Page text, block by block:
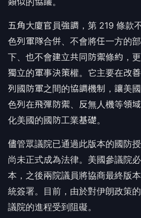
五角大廈官員強調，第 219 條款
色列軍隊合併、不會將任一方的
下、也不會建立共同防禦條約，
獨立的軍事決策權。它主要在改
列國防軍之間的協調機制，讓美
色列在飛彈防禦、反無人機等領
化美國的國防工業基礎。
儘管眾議院已通過此版本的國防
尚未正式成為法律。美國參議院
本，之後兩院議員將協商最終版
統簽署。目前，由於對伊朗政策
議院的進程受到阻礙。